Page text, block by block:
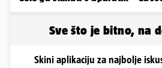
Sve što je bitno, na
Skini aplikaciju za najbolje